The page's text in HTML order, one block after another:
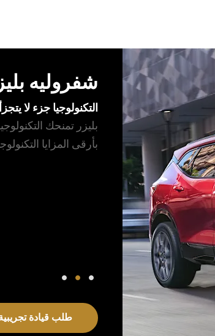
شفروليه
التكنولوجيا جزء لا
بليزر تمنحك
بأرقى المزايا
طلب قيادة